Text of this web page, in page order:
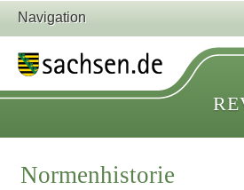
Navigation
Normenhistorie